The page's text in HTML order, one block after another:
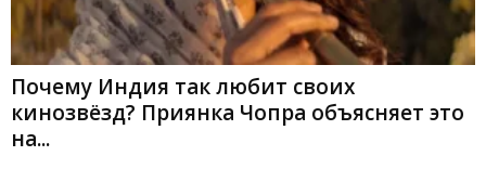
Почему Индия так любит своих
кинозвёзд? Приянка Чопра объясняет это
на...